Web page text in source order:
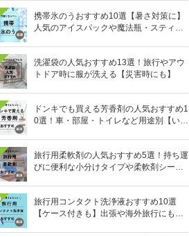
携帯氷のうおすすめ10選【暑さ対策に】
人気のアイスパックや魔法瓶・スティッ
洗濯袋の人気おすすめ13選！旅行やアウ
トドア時に服が洗える【災害時にも】
ドンキでも買える芳香剤の人気おすすめ1
0選！車・部屋・トイレなど用途別【いい
旅行用柔軟剤の人気おすすめ5選！持ち運
びに便利な小分けタイプや柔軟剤シート
旅行用コンタクト洗浄液おすすめ10選
【ケース付きも】出張や海外旅行にも便